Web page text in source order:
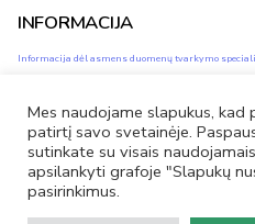
INFORMACIJA
Informacija dėl asmens duomenų tvarkymo
Privatumo ir slapukų naudojimo politika
Savivaldybės vidinis informacijos apie
Mes naudojame slapukus,
patirtį savo svetainėje.
sutinkate su visais
apsilankyti grafoje "Slapukų
pasirinkimus.